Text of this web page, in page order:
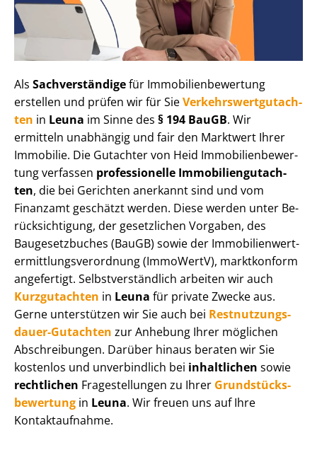
Als Sachverständigefür Im­mo­bi­li­en­be­wer­tung
erstellen und prüfen wir für SieVer­kehrs­wert­gut­ach­
ten in Leuna im Sinne des § 194 BauGB. Wir
ermitteln unabhängig und fair den Marktwert Ihrer
Immobilie. Die Gutachter von Heid Im­mo­bi­li­en­be­wer­
tung verfassen professionelle Im­mo­bi­li­en­gut­ach­
ten, die bei Gerichten anerkannt sind und vom
Finanzamt geschätzt werden. Diese werden unter Be­
rück­sich­ti­gung, der gesetzlichen Vorgaben, des
Baugesetzbuches (BauGB) sowie der Im­mo­bi­li­en­wert­
ermitt­lungs­ver­ord­nung (ImmoWertV), marktkonform
angefertigt. Selbst­ver­ständ­lich arbeiten wir auch
Kurzgutachten in Leuna für private Zwecke aus.
Gerne unterstützen wir Sie auch bei Rest­nut­zungs­
dau­er-Gutachten zur Anhebung Ihrer möglichen
Abschreibungen. Darüber hinaus beraten wir Sie
kostenlos und unverbindlich bei inhaltlichen sowie
rechtlichen Fragestellungen zu Ihrer Grund­stücks­
be­wer­tung in Leuna. Wir freuen uns auf Ihre
Kontaktaufnahme.